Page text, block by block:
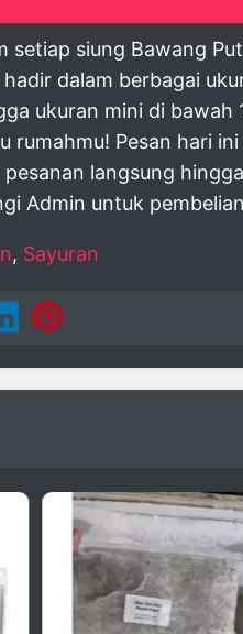
setiap siung Bawang
dalam berbagai
ukuran mini di
rumahmu! Pesan hari
langsung
Admin untuk
, Sayuran